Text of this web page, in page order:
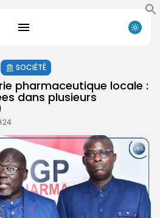
SOCIÉTÉ
pharmaceutique locale :
dans plusieurs